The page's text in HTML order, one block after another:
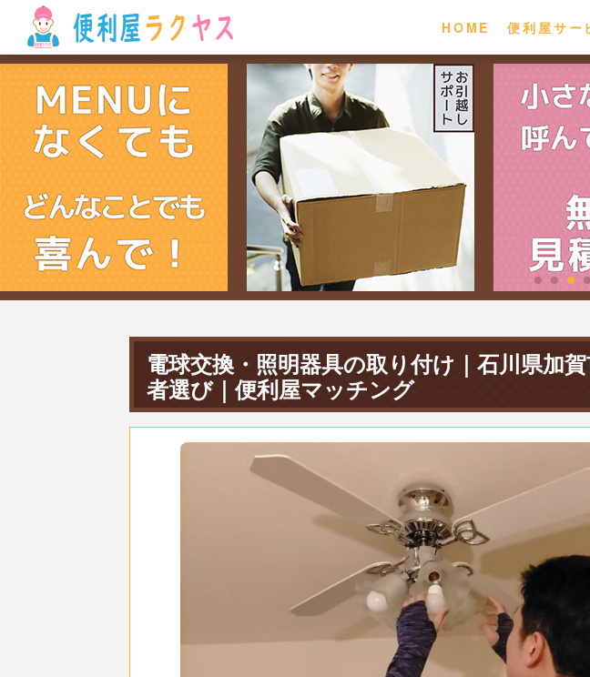
HOME 便利屋サー
電球交換・照明器具の取り付け｜石川県加
者選び｜便利屋マッチング